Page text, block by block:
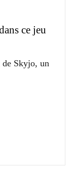
ce jeu
de Skyjo, un